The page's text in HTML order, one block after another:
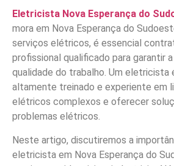
Eletricista Nova Esperança do
mora em Nova Esperança do
serviços elétricos, é essencial
profissional qualificado para garantir
qualidade do trabalho. Um eletricista
altamente treinado e experiente em
elétricos complexos e oferecer
problemas elétricos.
Neste artigo, discutiremos a
eletricista em Nova Esperança do